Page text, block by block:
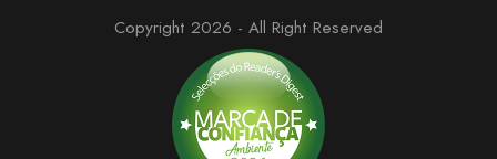
Copyright 2026 - All Right Reserved